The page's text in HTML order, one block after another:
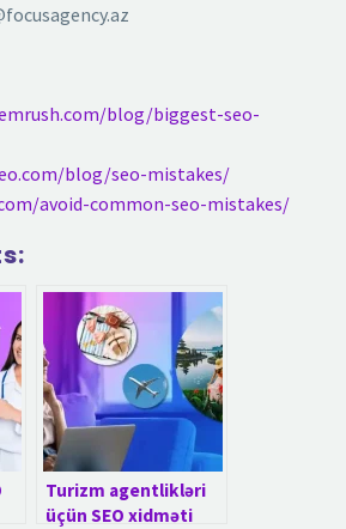
blog/biggest-seo-
blog/seo-mistakes/
avoid-common-seo-mistakes/
Turizm agentlikləri
üçün SEO xidməti